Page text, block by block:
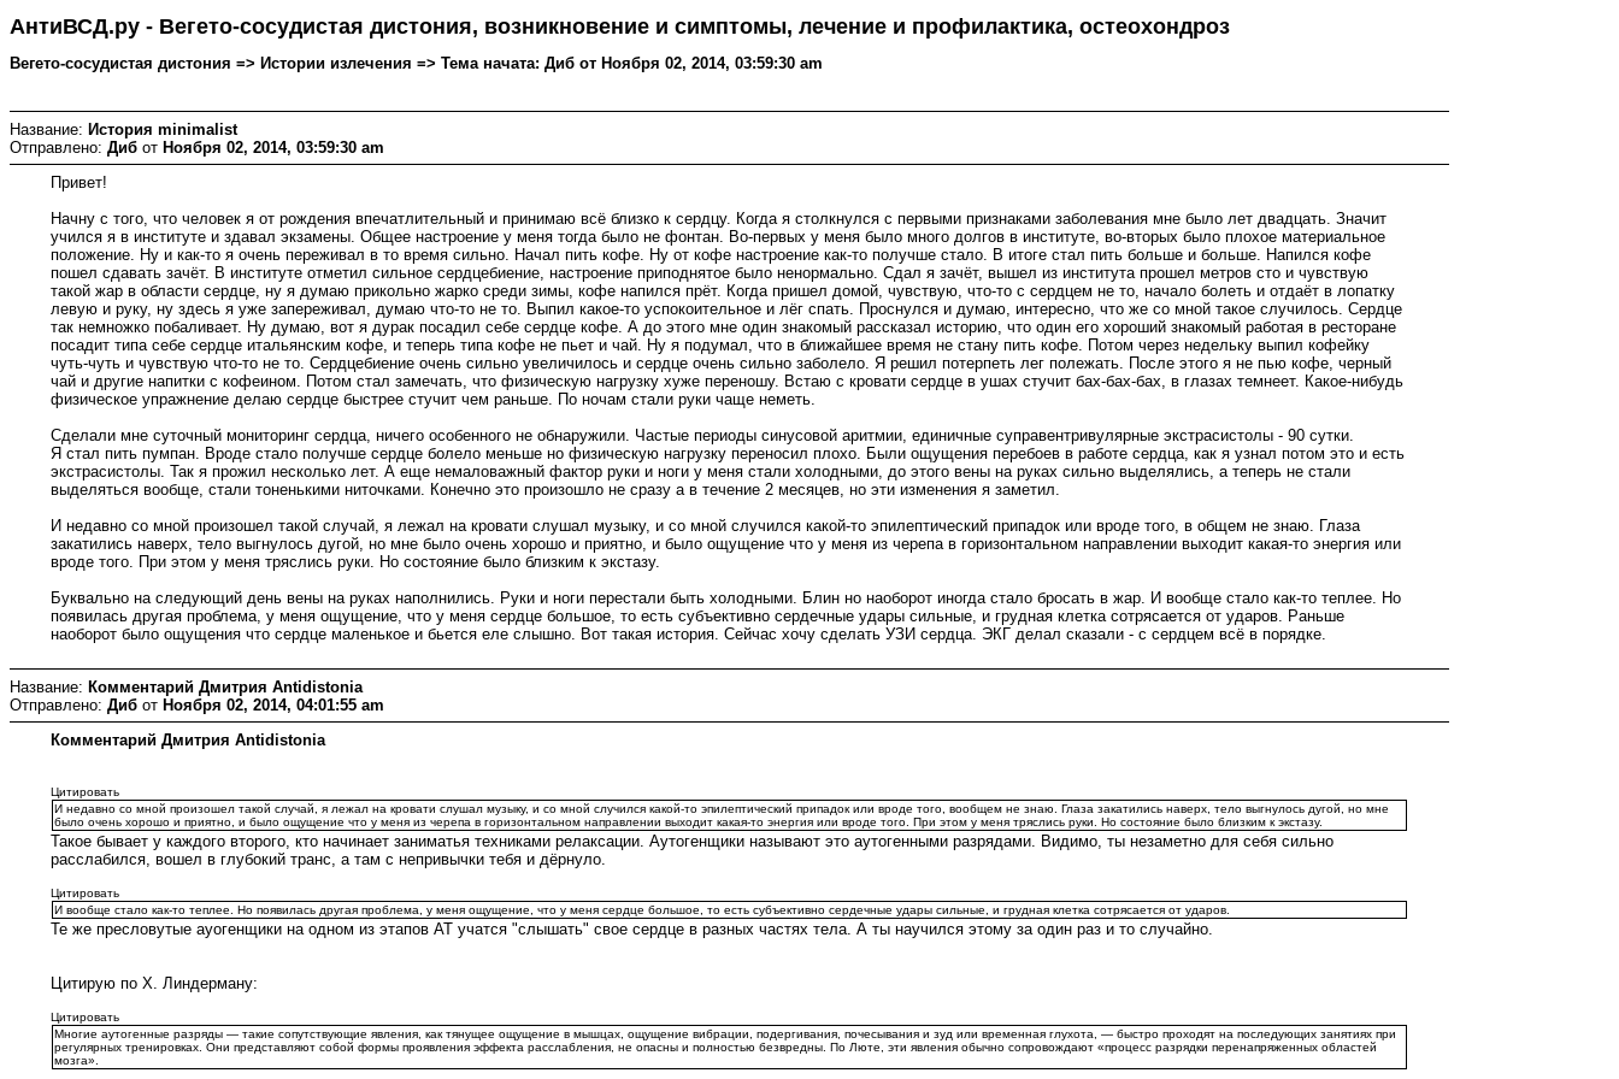
АнтиВСД.ру - Вегето-сосудистая дистония, возникновение и симптомы, лечение и профилактика, остеохондроз
Вегето-сосудистая дистония => Истории излечения => Тема начата: Диб от Ноября 02, 2014, 03:59:30 am
Название: История minimalist
Отправлено: Диб от Ноября 02, 2014, 03:59:30 am
Привет!
Начну с того, что человек я от рождения впечатлительный и принимаю всё близко к сердцу. Когда я столкнулся с первыми признаками заболевания мне было лет двадцать. Значит
учился я в институте и здавал экзамены. Общее настроение у меня тогда было не фонтан. Во-первых у меня было много долгов в институте, во-вторых было плохое материальное
положение. Ну и как-то я очень переживал в то время сильно. Начал пить кофе. Ну от кофе настроение как-то получше стало. В итоге стал пить больше и больше. Напился кофе
пошел сдавать зачёт. В институте отметил сильное сердцебиение, настроение приподнятое было ненормально. Сдал я зачёт, вышел из института прошел метров сто и чувствую
такой жар в области сердце, ну я думаю прикольно жарко среди зимы, кофе напился прёт. Когда пришел домой, чувствую, что-то с сердцем не то, начало болеть и отдаёт в лопатку
левую и руку, ну здесь я уже запереживал, думаю что-то не то. Выпил какое-то успокоительное и лёг спать. Проснулся и думаю, интересно, что же со мной такое случилось. Сердце
так немножко побаливает. Ну думаю, вот я дурак посадил себе сердце кофе. А до этого мне один знакомый рассказал историю, что один его хороший знакомый работая в ресторане
посадит типа себе сердце итальянским кофе, и теперь типа кофе не пьет и чай. Ну я подумал, что в ближайшее время не стану пить кофе. Потом через недельку выпил кофейку
чуть-чуть и чувствую что-то не то. Сердцебиение очень сильно увеличилось и сердце очень сильно заболело. Я решил потерпеть лег полежать. После этого я не пью кофе, черный
чай и другие напитки с кофеином. Потом стал замечать, что физическую нагрузку хуже переношу. Встаю с кровати сердце в ушах стучит бах-бах-бах, в глазах темнеет. Какое-нибудь
физическое упражнение делаю сердце быстрее стучит чем раньше. По ночам стали руки чаще неметь.
Сделали мне суточный мониторинг сердца, ничего особенного не обнаружили. Частые периоды синусовой аритмии, единичные суправентривулярные экстрасистолы - 90 сутки.
Я стал пить пумпан. Вроде стало получше сердце болело меньше но физическую нагрузку переносил плохо. Были ощущения перебоев в работе сердца, как я узнал потом это и есть
экстрасистолы. Так я прожил несколько лет. А еще немаловажный фактор руки и ноги у меня стали холодными, до этого вены на руках сильно выделялись, а теперь не стали
выделяться вообще, стали тоненькими ниточками. Конечно это произошло не сразу а в течение 2 месяцев, но эти изменения я заметил.
И недавно со мной произошел такой случай, я лежал на кровати слушал музыку, и со мной случился какой-то эпилептический припадок или вроде того, в общем не знаю. Глаза
закатились наверх, тело выгнулось дугой, но мне было очень хорошо и приятно, и было ощущение что у меня из черепа в горизонтальном направлении выходит какая-то энергия или
вроде того. При этом у меня тряслись руки. Но состояние было близким к экстазу.
Буквально на следующий день вены на руках наполнились. Руки и ноги перестали быть холодными. Блин но наоборот иногда стало бросать в жар. И вообще стало как-то теплее. Но
появилась другая проблема, у меня ощущение, что у меня сердце большое, то есть субъективно сердечные удары сильные, и грудная клетка сотрясается от ударов. Раньше
наоборот было ощущения что сердце маленькое и бьется еле слышно. Вот такая история. Сейчас хочу сделать УЗИ сердца. ЭКГ делал сказали - с сердцем всё в порядке.
Название: Комментарий Дмитрия Antidistonia
Отправлено: Диб от Ноября 02, 2014, 04:01:55 am
Комментарий Дмитрия Antidistonia
Цитировать
И недавно со мной произошел такой случай, я лежал на кровати слушал музыку, и со мной случился какой-то эпилептический припадок или вроде того, вообщем не знаю. Глаза закатились наверх, тело выгнулось дугой, но мне
было очень хорошо и приятно, и было ощущение что у меня из черепа в горизонтальном направлении выходит какая-то энергия или вроде того. При этом у меня тряслись руки. Но состояние было близким к экстазу.
Такое бывает у каждого второго, кто начинает заниматья техниками релаксации. Аутогенщики называют это аутогенными разрядами. Видимо, ты незаметно для себя сильно
расслабился, вошел в глубокий транс, а там с непривычки тебя и дёрнуло.
Цитировать
И вообще стало как-то теплее. Но появилась другая проблема, у меня ощущение, что у меня сердце большое, то есть субъективно сердечные удары сильные, и грудная клетка сотрясается от ударов.
Те же пресловутые ауогенщики на одном из этапов АТ учатся "слышать" свое сердце в разных частях тела. А ты научился этому за один раз и то случайно.
Цитирую по Х. Линдерману:
Цитировать
Многие аутогенные разряды — такие сопутствующие явления, как тянущее ощущение в мышцах, ощущение вибрации, подергивания, почесывания и зуд или временная глухота, — быстро проходят на последующих занятиях при
регулярных тренировках. Они представляют собой формы проявления эффекта расслабления, не опасны и полностью безвредны. По Люте, эти явления обычно сопровождают «процесс разрядки перенапряженных областей
мозга».